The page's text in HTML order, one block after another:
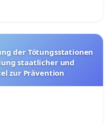
staatlicher und
zur Prävention